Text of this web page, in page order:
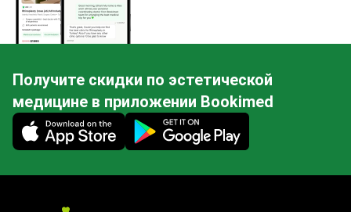
Получите скидки по эстетической
медицине в приложении Bookimed
Mobile app illustration